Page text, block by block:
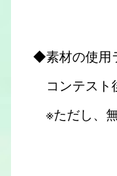
◆素材の使用
コンテスト
※ただし、